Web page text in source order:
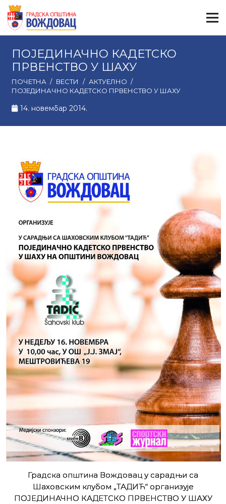
ПОЈЕДИНАЧНО КАДЕТСКО
ПРВЕНСТВО У ШАХУ
ПОЧЕТНА / ВЕСТИ / АКТУЕЛНО /
ПОЈЕДИНАЧНО КАДЕТСКО ПРВЕНСТВО У ШАХУ
14. новембар 2014.
Градска општина Вождовац у сарадњи са
Шаховским клубом „ТАДИЋ“ организује
ПОЈЕДИНАЧНО КАДЕТСКО ПРВЕНСТВО У ШАХУ